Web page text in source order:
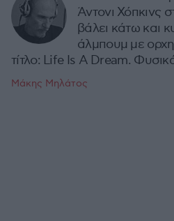
Άντονι Χόπκινς
βάλει κάτω και
άλμπουμ με
τίτλο: Life Is A Dream.
Μάκης Μηλάτος